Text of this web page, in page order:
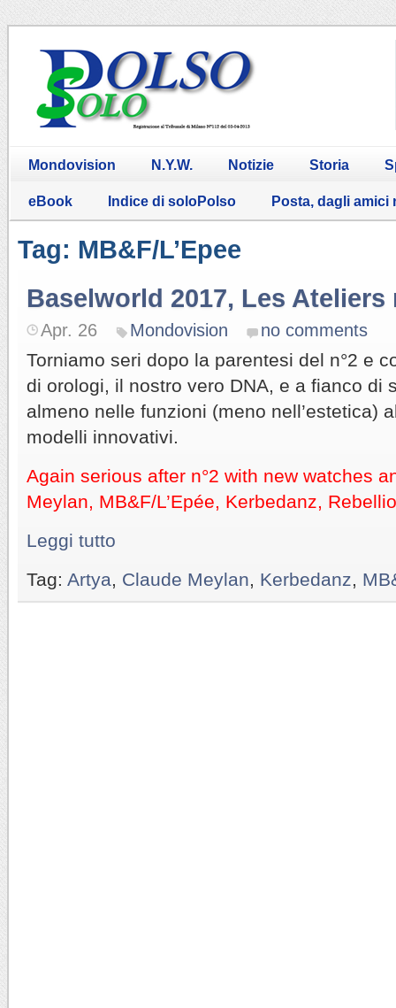
Mondovision N.Y.W. Notizie Storia
eBook Indice di soloPolso Posta, dagli amici
Tag: MB&F/L’Epee
Baselworld 2017, Les Ateliers
Apr. 26 Mondovision no comments
Torniamo seri dopo la parentesi del n°2 e
di orologi, il nostro vero DNA, e a fianco di
almeno nelle funzioni (meno nell’estetica)
modelli innovativi.
Again serious after n°2 with new watches
Meylan, MB&F/L’Epée, Kerbedanz,
Leggi tutto
Tag: Artya Claude Meylan Kerbedanz